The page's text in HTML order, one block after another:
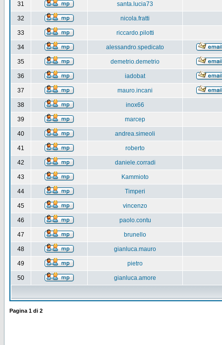
31 santa.lucia73
32 nicola.fratti
33 riccardo.pilotti
34 alessandro.spedicato
35 demetrio.demetrio
36 iadobat
37 mauro.incani
38 inox66
39 marcep
40 andrea.simeoli
41 roberto
42 daniele.corradi
43 Kammioto
44 Timperi
45 vincenzo
46 paolo.contu
47 brunello
48 gianluca.mauro
49 pietro
50 gianluca.amore
Pagina 1 di 2